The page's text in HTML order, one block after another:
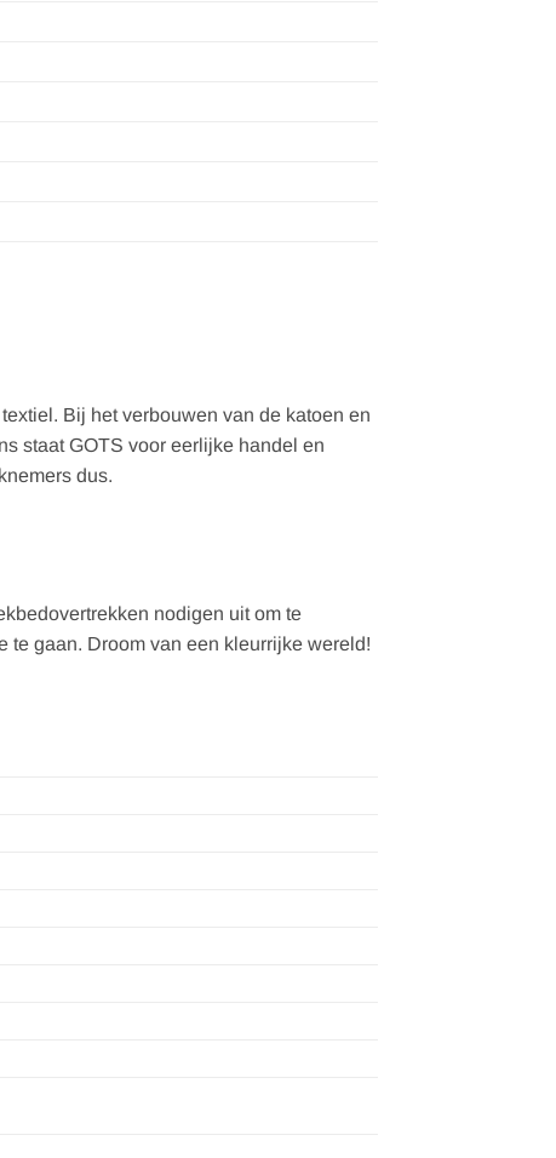
Bij het verbouwen van de katoen en
staat GOTS voor eerlijke handel en
dus.
nodigen uit om te
te gaan. Droom van een kleurrijke wereld!